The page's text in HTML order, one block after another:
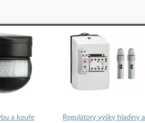
a kouře
Regulátory výšky hladiny a